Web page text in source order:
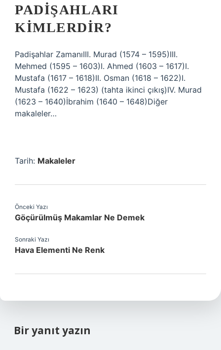
PADIŞAHLARI
KIMLERDIR?
Padişahlar ZamanıIII. Murad (1574 – 1595)III.
Mehmed (1595 – 1603)I. Ahmed (1603 – 1617)I.
Mustafa (1617 – 1618)II. Osman (1618 – 1622)I.
Mustafa (1622 – 1623) (tahta ikinci çıkış)IV. Murad
(1623 – 1640)İbrahim (1640 – 1648)Diğer
makaleler…
Tarih: Makaleler
Önceki Yazı
Göçürülmüş Makamlar Ne Demek
Sonraki Yazı
Hava Elementi Ne Renk
Bir yanıt yazın